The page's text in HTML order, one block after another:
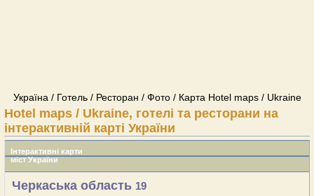
Україна / Готель / Ресторан / Фото / Карта Hotel maps / Ukraine
Hotel maps / Ukraine, готелі та ресторани на
інтерактивній карті України
Інтерактивні карти
міст України
Черкаська область 19